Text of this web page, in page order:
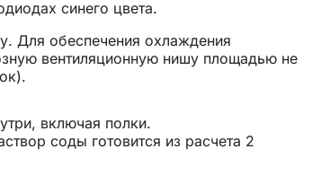
синего цвета.
Для обеспечения охлаждения
вентиляционную нишу площадью не
включая полки.
соды готовится из расчета 2